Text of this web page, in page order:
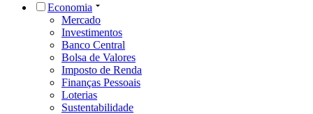
Economia
Mercado
Investimentos
Banco Central
Bolsa de Valores
Imposto de Renda
Finanças Pessoais
Loterias
Sustentabilidade